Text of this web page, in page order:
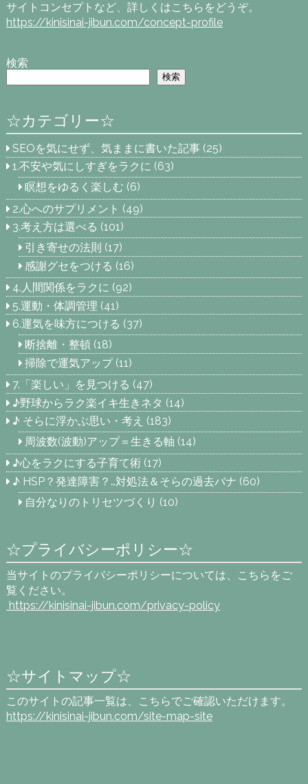
サイトコンセプトなど、詳しくはこちらをどうぞ。
https://kinisinai-jibun.com/concept-profile
検索
検索
☆カテゴリー☆
SEOを気にせず、気ままに書いた記事 (25)
1.不安や気にしすぎをラクに (63)
瞑想をゆるく楽しむ (6)
2.心へのサプリメント (49)
3.考え方は選べる (101)
引き寄せの法則 (17)
感謝グセをつける (16)
4.人間関係をラクに (92)
5.運動・体調管理 (41)
6.運気を味方につける (37)
断捨離・整頓(18)
掃除で運気アップ(11)
7.「楽しい」を見つける (47)
♪野球からラク楽イキ生きネタ (14)
♪ そらに浮かぶ思い・考え (183)
周波数(波動)アップ＝生きる軸 (14)
♪心をラクにする子育て術 (17)
♪ HSP？発達障害？…対処法＆そらの過去バナ (60)
自分なりのトリセツづくり (10)
☆プライバシーポリシー☆
当サイトのプライバシーポリシーについては、こちらをご
覧ください。
https://kinisinai-jibun.com/privacy-policy
☆サイトマップ☆
このサイトの記事一覧は、こちらでご確認いただけます。
https://kinisinai-jibun.com/site-map-site